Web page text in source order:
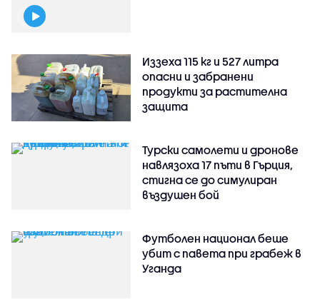
Иззеха 115 кг и 527 литра
опасни и забранени
продукти за растителна
защита
Турски самолети и дронове
навлязоха 17 пъти в Гърция,
стигна се до симулиран
въздушен бой
Футболен национал беше
убит с павета при грабеж в
Уганда